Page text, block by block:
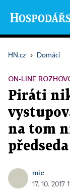
HN.cz › Domácí
ON-LINE
Piráti
na tom
mic
17. 10.